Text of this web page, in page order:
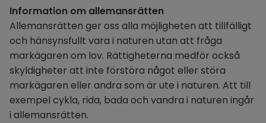
Information om allemansrätten
Allemansrätten ger oss alla möjligheten att tillfälligt
och hänsynsfullt vara i naturen utan att fråga
markägaren om lov. Rättigheterna medför också
skyldigheter att inte förstöra något eller störa
markägaren eller andra som är ute i naturen. Att till
exempel cykla, rida, bada och vandra i naturen ingår
i allemansrätten.